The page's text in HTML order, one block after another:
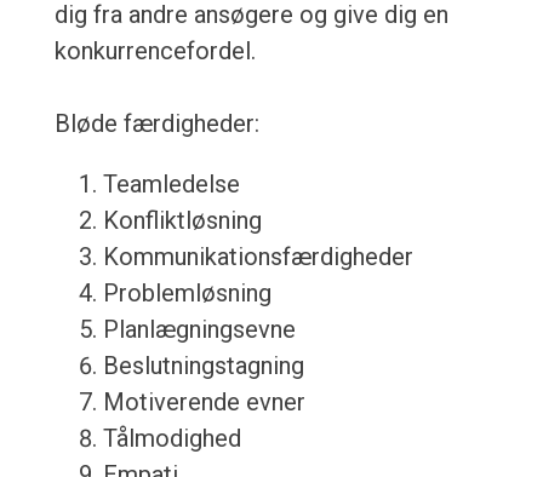
dig fra andre ansøgere og give dig en
konkurrencefordel.
Bløde færdigheder:
Teamledelse
Konfliktløsning
Kommunikationsfærdigheder
Problemløsning
Planlægningsevne
Beslutningstagning
Motiverende evner
Tålmodighed